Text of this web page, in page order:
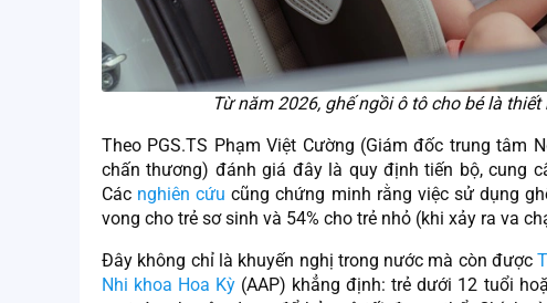
Từ năm 2026, ghế ngồi ô tô cho bé là
Theo PGS.TS Phạm Việt Cường (Giám đốc trung tâm
chấn thương) đánh giá đây là quy định tiến bộ, cung
Các nghiên cứu cũng chứng minh rằng việc sử dụng
vong cho trẻ sơ sinh và 54% cho trẻ nhỏ (khi xảy ra va
Đây không chỉ là khuyến nghị trong nước mà còn được
Nhi khoa Hoa Kỳ (AAP) khẳng định: trẻ dưới 12 tuổi